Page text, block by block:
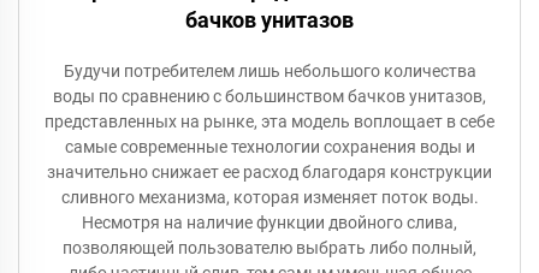
бачков унитазов
Будучи потребителем лишь небольшого количества
воды по сравнению с большинством бачков унитазов,
представленных на рынке, эта модель воплощает в себе
самые современные технологии сохранения воды и
значительно снижает ее расход благодаря конструкции
сливного механизма, которая изменяет поток воды.
Несмотря на наличие функции двойного слива,
позволяющей пользователю выбрать либо полный,